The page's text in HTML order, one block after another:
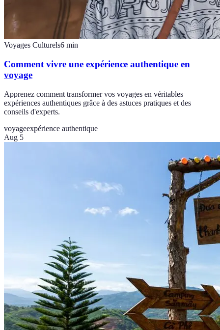
Voyages Culturels6 min
Comment vivre une expérience authentique en
voyage
Apprenez comment transformer vos voyages en véritables
expériences authentiques grâce à des astuces pratiques et des
conseils d'experts.
voyageexpérience authentique
Aug 5